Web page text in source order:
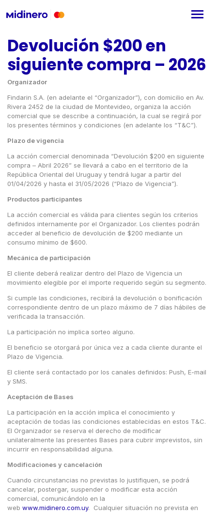
Devolución $200 en
siguiente compra – 2026
Organizador
Findarin S.A. (en adelante el “Organizador”), con domicilio en Av.
Rivera 2452 de la ciudad de Montevideo, organiza la acción
comercial que se describe a continuación, la cual se regirá por
los presentes términos y condiciones (en adelante los “T&C”).
Plazo de vigencia
La acción comercial denominada “Devolución $200 en siguiente
compra – Abril 2026” se llevará a cabo en el territorio de la
República Oriental del Uruguay y tendrá lugar a partir del
01/04/2026 y hasta el 31/05/2026 (“Plazo de Vigencia”).
Productos participantes
La acción comercial es válida para clientes según los criterios
definidos internamente por el Organizador. Los clientes podrán
acceder al beneficio de devolución de $200 mediante un
consumo mínimo de $600.
Mecánica de participación
El cliente deberá realizar dentro del Plazo de Vigencia un
movimiento elegible por el importe requerido según su segmento.
Si cumple las condiciones, recibirá la devolución o bonificación
correspondiente dentro de un plazo máximo de 7 días hábiles de
verificada la transacción.
La participación no implica sorteo alguno.
El beneficio se otorgará por única vez a cada cliente durante el
Plazo de Vigencia.
El cliente será contactado por los canales definidos: Push, E-mail
y SMS.
Aceptación de Bases
La participación en la acción implica el conocimiento y
aceptación de todas las condiciones establecidas en estos T&C.
El Organizador se reserva el derecho de modificar
unilateralmente las presentes Bases para cubrir imprevistos, sin
incurrir en responsabilidad alguna.
Modificaciones y cancelación
Cuando circunstancias no previstas lo justifiquen, se podrá
cancelar, postergar, suspender o modificar esta acción
comercial, comunicándolo en la
web www.midinero.com.uy. Cualquier situación no prevista en